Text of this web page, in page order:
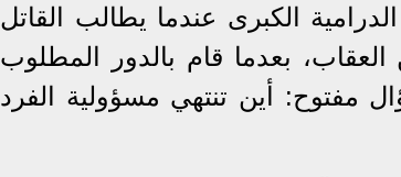
الكبرى عندما يطالب القاتل
بعدما قام بالدور المطلوب
مفتوح: أين تنتهي مسؤولية الفرد